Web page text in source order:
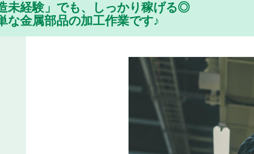
未経験」でも、しっかり稼げる◎
な金属部品の加工作業です♪